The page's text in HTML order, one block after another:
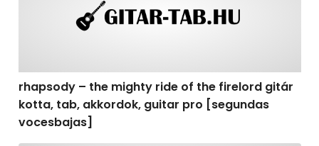
rhapsody – the mighty ride of the firelord gitár
kotta, tab, akkordok, guitar pro [segundas
vocesbajas]